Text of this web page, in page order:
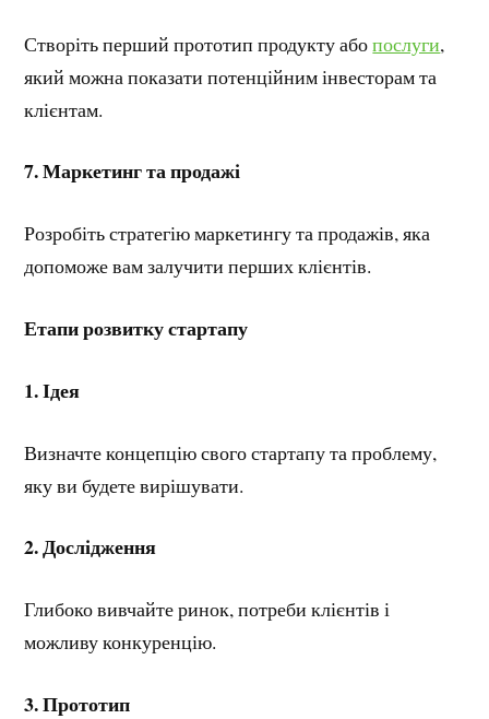
Створіть перший прототип продукту абопослуги,
який можна показати потенційним інвесторам та
клієнтам.
7.Маркетинг та продажі
Розробіть стратегію маркетингу та продажів, яка
допоможе вам залучити перших клієнтів.
Етапи розвитку стартапу
1.Ідея
Визначте концепцію свого стартапу та проблему,
яку ви будете вирішувати.
2.Дослідження
Глибоко вивчайте ринок, потреби клієнтів і
можливу конкуренцію.
3.Прототип